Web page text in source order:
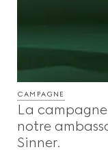
Célébrités Et
Beauty
CAMPAGNE
La
notre
Sinner.